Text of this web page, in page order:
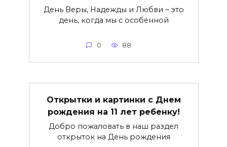
День Веры, Надежды и Любви – это
день, когда мы с особенной
0 88
Открытки и картинки с Днем
рождения на 11 лет ребенку!
Добро пожаловать в наш раздел
открыток на День рождения